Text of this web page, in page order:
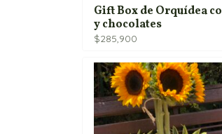
Gift Box de Orquídea
y chocolates
$285,900